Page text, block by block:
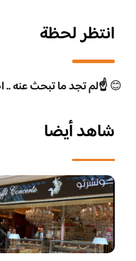
انتظر لحظة
😊☝️لم تجد ما تبحث عنه ..
شاهد أيضا